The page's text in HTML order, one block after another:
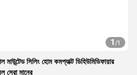
1/1
মাউন্টেড সিলিং হোম কমপ্যাক্ট ডিহিউমিডিফায়ার
সেরা মানের